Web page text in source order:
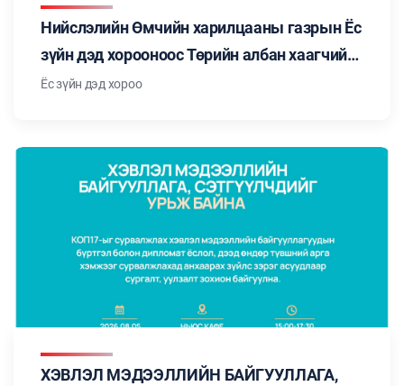
Нийслэлийн Өмчийн харилцааны газрын Ёс
зүйн дэд хорооноос Төрийн албан хаагчийн
ёс зүйн тухай хуульд заасан "Төрийн албан
байна. Цуврал №3
Ёс зүйн дэд хороо
ХЭВЛЭЛ МЭДЭЭЛЛИЙН БАЙГУУЛЛАГА,